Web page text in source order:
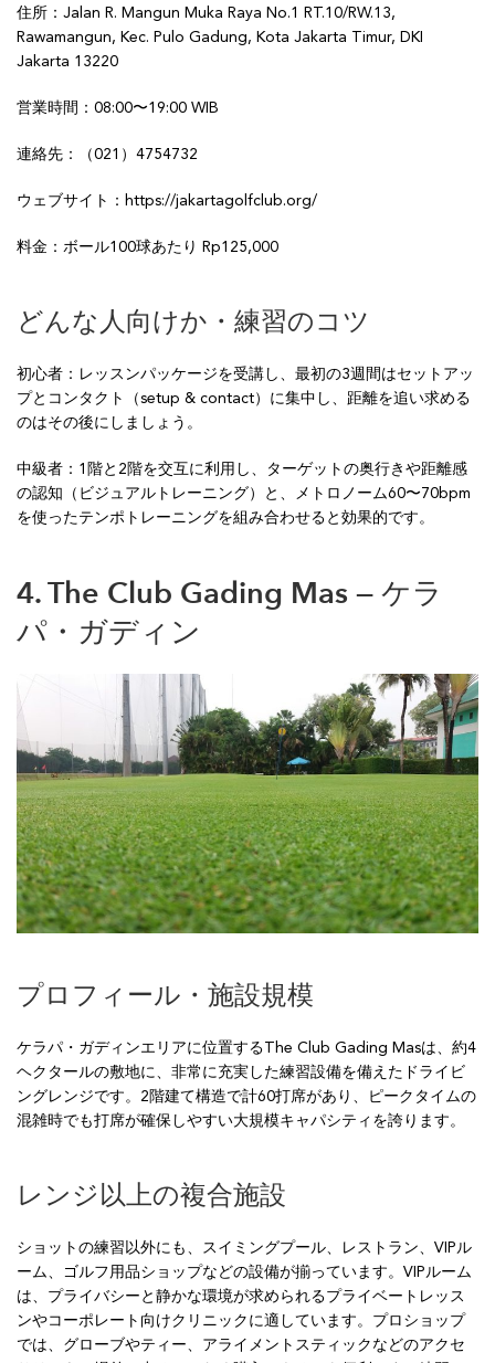
住所：Jalan R. Mangun Muka Raya No.1 RT.10/RW.13,
Rawamangun, Kec. Pulo Gadung, Kota Jakarta Timur, DKI
Jakarta 13220
営業時間：08:00〜19:00 WIB
連絡先：（021）4754732
ウェブサイト：https://jakartagolfclub.org/
料金：ボール100球あたり Rp125,000
どんな人向けか・練習のコツ
初心者：レッスンパッケージを受講し、最初の3週間はセットアッ
プとコンタクト（setup & contact）に集中し、距離を追い求める
のはその後にしましょう。
中級者：1階と2階を交互に利用し、ターゲットの奥行きや距離感
の認知（ビジュアルトレーニング）と、メトロノーム60〜70bpm
を使ったテンポトレーニングを組み合わせると効果的です。
4. The Club Gading Mas — ケラ
パ・ガディン
プロフィール・施設規模
ケラパ・ガディンエリアに位置するThe Club Gading Masは、約4
ヘクタールの敷地に、非常に充実した練習設備を備えたドライビ
ングレンジです。2階建て構造で計60打席があり、ピークタイムの
混雑時でも打席が確保しやすい大規模キャパシティを誇ります。
レンジ以上の複合施設
ショットの練習以外にも、スイミングプール、レストラン、VIPル
ーム、ゴルフ用品ショップなどの設備が揃っています。VIPルーム
は、プライバシーと静かな環境が求められるプライベートレッス
ンやコーポレート向けクリニックに適しています。プロショップ
では、グローブやティー、アライメントスティックなどのアクセ